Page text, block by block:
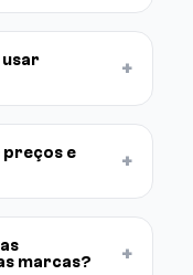
usar
+
preços e
+
marcas?
+